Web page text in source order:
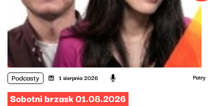
Podcasty 1 sierpnia 2026 Patryk
Sobotni brzask 01.08.2026